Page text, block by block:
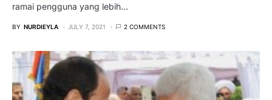
ramai pengguna yang lebih…
BY NURDIEYLA JULY 7, 2021 2 COMMENTS